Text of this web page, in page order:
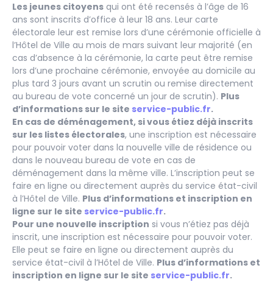
Les jeunes citoyens qui ont été recensés à l’âge de 16
ans sont inscrits d’office à leur 18 ans. Leur carte
électorale leur est remise lors d’une cérémonie officielle à
l’Hôtel de Ville au mois de mars suivant leur majorité (en
cas d’absence à la cérémonie, la carte peut être remise
lors d’une prochaine cérémonie, envoyée au domicile au
plus tard 3 jours avant un scrutin ou remise directement
au bureau de vote concerné un jour de scrutin). Plus
d’informations sur le site service-public.fr.
En cas de déménagement, si vous étiez déjà inscrits
sur les listes électorales, une inscription est nécessaire
pour pouvoir voter dans la nouvelle ville de résidence ou
dans le nouveau bureau de vote en cas de
déménagement dans la même ville. L’inscription peut se
faire en ligne ou directement auprès du service état-civil
à l’Hôtel de Ville. Plus d’informations et inscription en
ligne sur le site service-public.fr.
Pour une nouvelle inscription si vous n’étiez pas déjà
inscrit, une inscription est nécessaire pour pouvoir voter.
Elle peut se faire en ligne ou directement auprès du
service état-civil à l’Hôtel de Ville. Plus d’informations et
inscription en ligne sur le site service-public.fr.